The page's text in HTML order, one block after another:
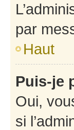
par
Haut
Puis-je
Oui,
si